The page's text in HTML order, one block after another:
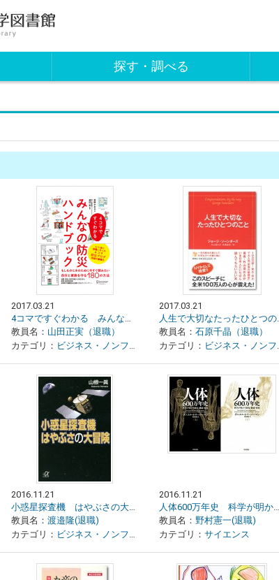
探す・調べる
2017.03.21
教員名： 山田正実（退職）
カテゴリ： ビジネス・ノンフィクション ,災害
2017.03.21
人生で大切なたったひとつのこと
教員名： 石原千晶（退職）
カテゴリ： ビジネス・ノンフィクション
2016.11.21
教員名：渡邉隆(退職)
カテゴリ： ビジネス・ノンフィクション
2016.11.21
人体600万年史 科学が明かす進化・健康・疾病 上・下
教員名： 野村憲一(退職)
カテゴリ： サイエンス